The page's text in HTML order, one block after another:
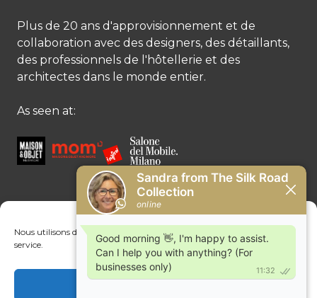
Nous utilisons des cookies pour optimiser notre site web et notre
service.
Plus de 20 ans d'approvisionnement et de
collaboration avec des designers, des détaillants,
des professionnels de l'hôtellerie et des
architectes dans le monde entier.
As seen at:
CONTACTEZ-NOUS
Contactez-nous
Margret Ressang:+32 (0)496 107 647